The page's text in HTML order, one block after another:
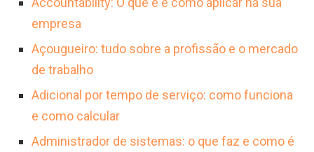
empresa
Açougueiro: tudo sobre a profissão e o mercado
de trabalho
Adicional por tempo de serviço: como funciona
e como calcular
Administrador de sistemas: o que faz e como é